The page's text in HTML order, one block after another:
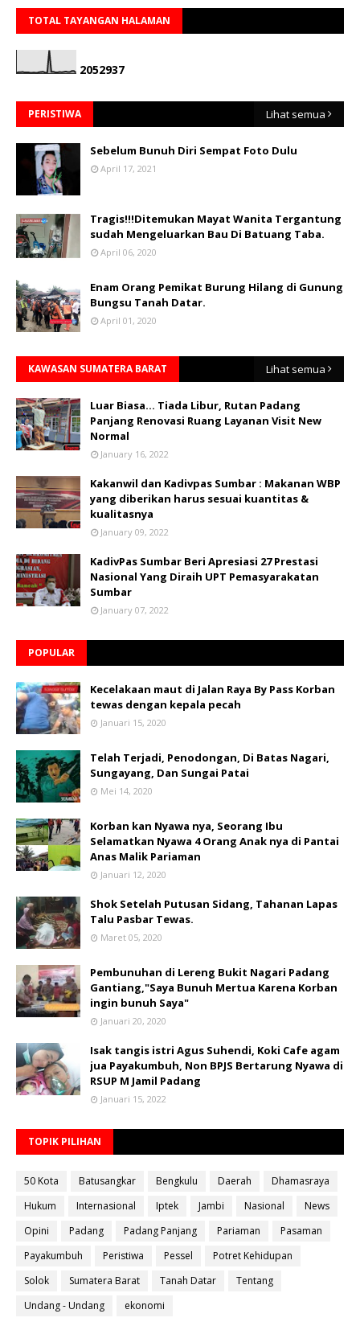
TOTAL TAYANGAN HALAMAN
2052937
PERISTIWA Lihat semua
Sebelum Bunuh Diri Sempat Foto Dulu
April 17, 2021
Tragis!!!Ditemukan Mayat Wanita Tergantung
sudah Mengeluarkan Bau Di Batuang Taba.
April 06, 2020
Enam Orang Pemikat Burung Hilang di Gunung
Bungsu Tanah Datar.
April 01, 2020
KAWASAN SUMATERA BARAT Lihat semua
Luar Biasa... Tiada Libur, Rutan Padang
Panjang Renovasi Ruang Layanan Visit New
Normal
January 16, 2022
Kakanwil dan Kadivpas Sumbar : Makanan WBP
yang diberikan harus sesuai kuantitas &
kualitasnya
January 09, 2022
KadivPas Sumbar Beri Apresiasi 27 Prestasi
Nasional Yang Diraih UPT Pemasyarakatan
Sumbar
January 07, 2022
POPULAR
Kecelakaan maut di Jalan Raya By Pass Korban
tewas dengan kepala pecah
Januari 15, 2020
Telah Terjadi, Penodongan, Di Batas Nagari,
Sungayang, Dan Sungai Patai
Mei 14, 2020
Korban kan Nyawa nya, Seorang Ibu
Selamatkan Nyawa 4 Orang Anak nya di Pantai
Anas Malik Pariaman
Januari 12, 2020
Shok Setelah Putusan Sidang, Tahanan Lapas
Talu Pasbar Tewas.
Maret 05, 2020
Pembunuhan di Lereng Bukit Nagari Padang
Gantiang,"Saya Bunuh Mertua Karena Korban
ingin bunuh Saya"
Januari 20, 2020
Isak tangis istri Agus Suhendi, Koki Cafe agam
jua Payakumbuh, Non BPJS Bertarung Nyawa di
RSUP M Jamil Padang
Januari 15, 2022
TOPIK PILIHAN
50 Kota Batusangkar Bengkulu Daerah
Dhamasraya
Hukum
Internasional Iptek Jambi Nasional
News
Opini
Padang Padang Panjang Pariaman
Pasaman
Payakumbuh
Peristiwa Pessel
Potret Kehidupan
Solok
Sumatera Barat Tanah Datar
Tentang
Undang - Undang
ekonomi